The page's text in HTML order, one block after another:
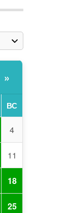
»
ВС
4
11
18
25